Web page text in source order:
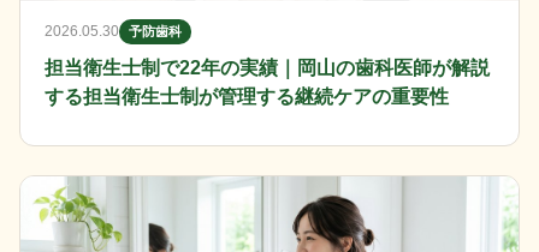
2026.05.30 予防歯科
担当衛生士制で22年の実績｜岡山の歯科医師が解説
する担当衛生士制が管理する継続ケアの重要性